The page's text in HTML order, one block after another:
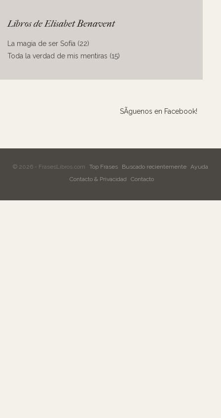
Libros de Elisabet Benavent
La magia de ser Sofía (22)
Toda la verdad de mis mentiras (15)
SÃ­guenos en Facebook!
© 2026 - FrasesLibros.com Top Frases Buscado recientemente Ayuda
Contacto & Privacidad
Contacto